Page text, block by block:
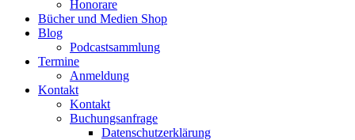
Honorare
Bücher und Medien Shop
Blog
Podcastsammlung
Termine
Anmeldung
Kontakt
Kontakt
Buchungsanfrage
Datenschutzerklärung